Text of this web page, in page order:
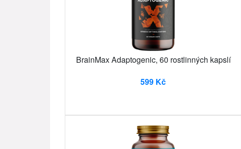
BrainMax Adaptogenic, 60 rostlinných kapslí
599 Kč